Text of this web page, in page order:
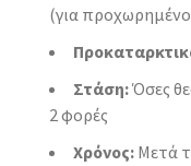
(για
Στάση:Όσες
2 φορές
Χρόνος: Μετά